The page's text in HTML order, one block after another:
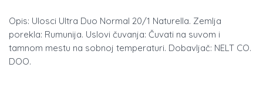
Opis: Ulosci Ultra Duo Normal 20/1 Naturella. Zemlja
porekla: Rumunija. Uslovi čuvanja: Čuvati na suvom i
tamnom mestu na sobnoj temperaturi. Dobavljač: NELT CO.
DOO.